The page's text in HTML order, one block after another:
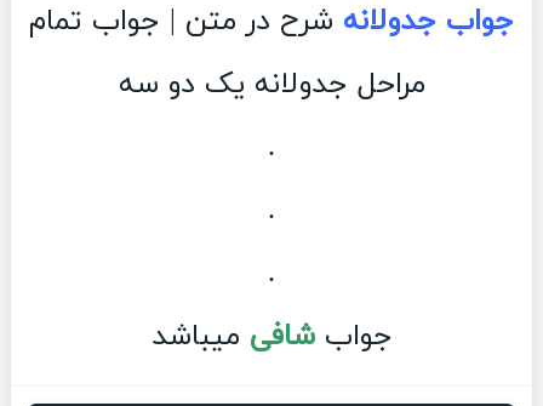
جواب جدولانه شرح در متن | جواب تمام
مراحل جدولانه یک دو سه
.
.
.
جوابشافی میباشد